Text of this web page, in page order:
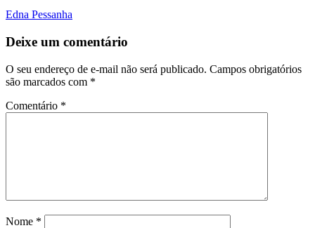
Edna Pessanha
Deixe um comentário
O seu endereço de e-mail não será publicado. Campos obrigatórios
são marcados com *
Comentário *
Nome *